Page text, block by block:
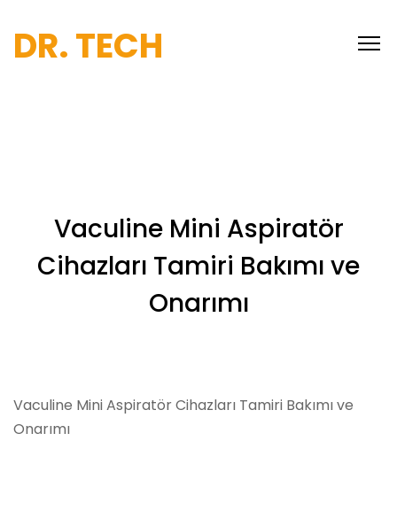
DR. TECH
Vaculine Mini Aspiratör
Cihazları Tamiri Bakımı ve
Onarımı
Vaculine Mini Aspiratör Cihazları Tamiri Bakımı ve
Onarımı